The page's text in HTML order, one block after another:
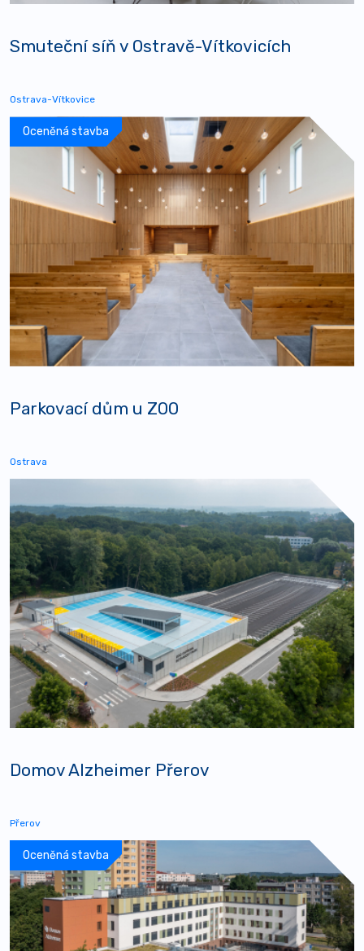
Smuteční síň v Ostravě-Vítkovicích
Ostrava-Vítkovice
Oceněná stavba
Parkovací dům u ZOO
Ostrava
Domov Alzheimer Přerov
Přerov
Oceněná stavba